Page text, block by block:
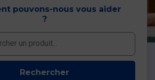
pouvons-nous vous aider
?
Rechercher